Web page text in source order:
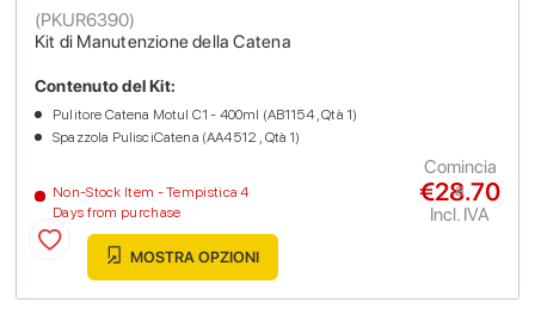
Kit di Manutenzione della Catena
(PKUR6390)
Non-Stock Item - Tempistica 4
Days from purchase
Contenuto del Kit:
Pulitore Catena Motul C1 - 400ml (AB1154 , Qtà 1)
Spazzola PulisciCatena (AA4512 , Qtà 1)
€28.70
Incl. IVA
Comincia
a
MOSTRA OPZIONI